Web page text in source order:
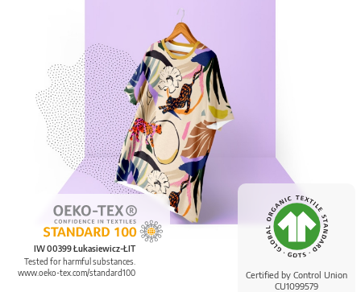
Certified by Control Union
CU1099579
IW 00399 Łukasiewicz-ŁIT
Tested for harmful substances.
www.oeko-tex.com/standard100